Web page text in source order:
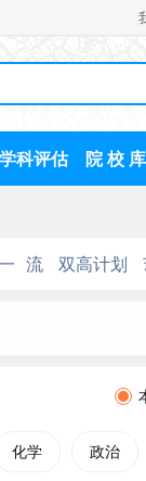
学科评估 院 校 库
流 双高计划
化学 政治